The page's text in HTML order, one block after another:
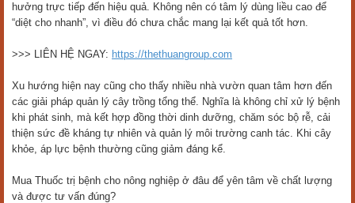
hưởng trực tiếp đến hiệu quả. Không nên có tâm lý dùng liều cao để
“diệt cho nhanh”, vì điều đó chưa chắc mang lại kết quả tốt hơn.
>>> LIÊN HỆ NGAY: https://thethuangroup.com
Xu hướng hiện nay cũng cho thấy nhiều nhà vườn quan tâm hơn đến
các giải pháp quản lý cây trồng tổng thể. Nghĩa là không chỉ xử lý bệnh
khi phát sinh, mà kết hợp đồng thời dinh dưỡng, chăm sóc bộ rễ, cải
thiện sức đề kháng tự nhiên và quản lý môi trường canh tác. Khi cây
khỏe, áp lực bệnh thường cũng giảm đáng kể.
Mua Thuốc trị bệnh cho nông nghiệp ở đâu để yên tâm về chất lượng
và được tư vấn đúng?